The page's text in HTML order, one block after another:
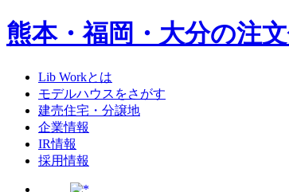
熊本・福岡・大分の注
Lib Workとは
モデルハウスをさがす
建売住宅・分譲地
企業情報
IR情報
採用情報